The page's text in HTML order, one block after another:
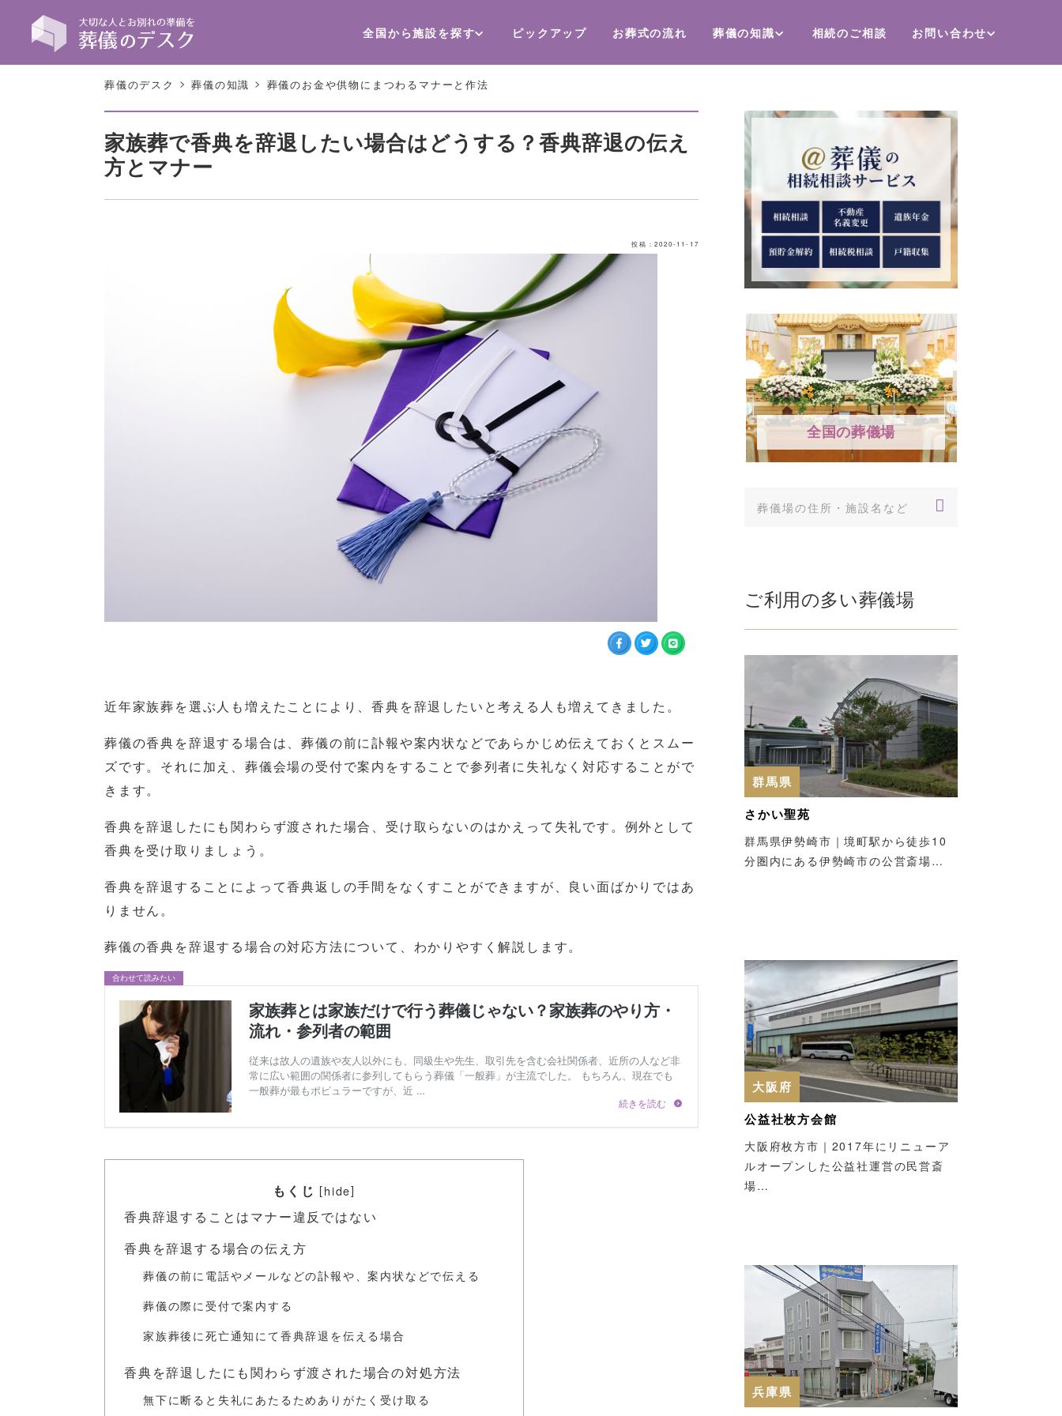
全国から施設を探す ピックアップ お葬式の流れ 葬儀の知識 相続のご相談 お問い合わせ
葬儀のデスク >葬儀の知識 > 葬儀のお金や供物にまつわるマナーと作法
家族葬で香典を辞退したい場合はどうする？香典辞退の伝え
方とマナー
投稿：2020-11-17
近年家族葬を選ぶ人も増えたことにより、香典を辞退したいと考える人も増えてきました。
葬儀の香典を辞退する場合は、葬儀の前に訃報や案内状などであらかじめ伝えておくとスムー
ズです。それに加え、葬儀会場の受付で案内をすることで参列者に失礼なく対応することがで
きます。
香典を辞退したにも関わらず渡された場合、受け取らないのはかえって失礼です。例外として
香典を受け取りましょう。
香典を辞退することによって香典返しの手間をなくすことができますが、良い面ばかりではあ
りません。
葬儀の香典を辞退する場合の対応方法について、わかりやすく解説します。
もくじ [hide]
香典辞退することはマナー違反ではない
香典を辞退する場合の伝え方
葬儀の前に電話やメールなどの訃報や、案内状などで伝える
葬儀の際に受付で案内する
家族葬後に死亡通知にて香典辞退を伝える場合
香典を辞退したにも関わらず渡された場合の対処方法
無下に断ると失礼にあたるためありがたく受け取る
全国の葬儀場
ご利用の多い葬儀場
群馬県
さかい聖苑
群馬県伊勢崎市｜境町駅から徒歩10
分圏内にある伊勢崎市の公営斎場…
大阪府
公益社枚方会館
大阪府枚方市｜2017年にリニューア
ルオープンした公益社運営の民営斎
場…
兵庫県